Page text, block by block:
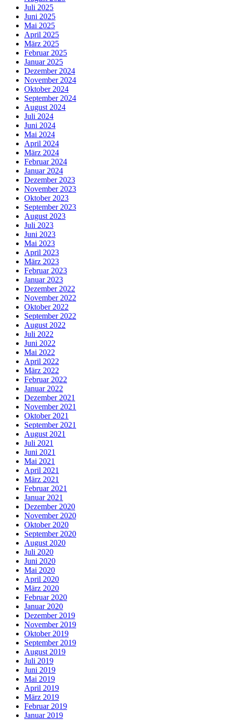
Juli 2025
Juni 2025
Mai 2025
April 2025
März 2025
Februar 2025
Januar 2025
Dezember 2024
November 2024
Oktober 2024
September 2024
August 2024
Juli 2024
Juni 2024
Mai 2024
April 2024
März 2024
Februar 2024
Januar 2024
Dezember 2023
November 2023
Oktober 2023
September 2023
August 2023
Juli 2023
Juni 2023
Mai 2023
April 2023
März 2023
Februar 2023
Januar 2023
Dezember 2022
November 2022
Oktober 2022
September 2022
August 2022
Juli 2022
Juni 2022
Mai 2022
April 2022
März 2022
Februar 2022
Januar 2022
Dezember 2021
November 2021
Oktober 2021
September 2021
August 2021
Juli 2021
Juni 2021
Mai 2021
April 2021
März 2021
Februar 2021
Januar 2021
Dezember 2020
November 2020
Oktober 2020
September 2020
August 2020
Juli 2020
Juni 2020
Mai 2020
April 2020
März 2020
Februar 2020
Januar 2020
Dezember 2019
November 2019
Oktober 2019
September 2019
August 2019
Juli 2019
Juni 2019
Mai 2019
April 2019
März 2019
Februar 2019
Januar 2019